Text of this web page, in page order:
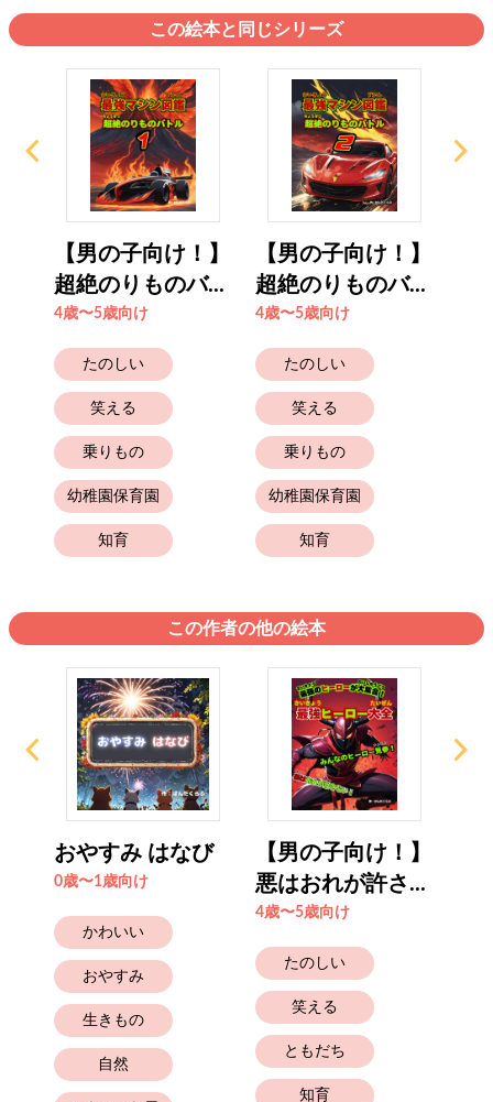
この絵本と同じシリーズ
【男の子向け！】
超絶のりものバ...
4歳〜5歳向け
たのしい
笑える
乗りもの
幼稚園保育園
知育
【男の子向け！】
超絶のりものバ...
4歳〜5歳向け
たのしい
笑える
乗りもの
幼稚園保育園
知育
この作者の他の絵本
おやすみ はなび
0歳〜1歳向け
かわいい
おやすみ
生きもの
自然
【男の子向け！】
悪はおれが許さ...
4歳〜5歳向け
たのしい
笑える
ともだち
知育